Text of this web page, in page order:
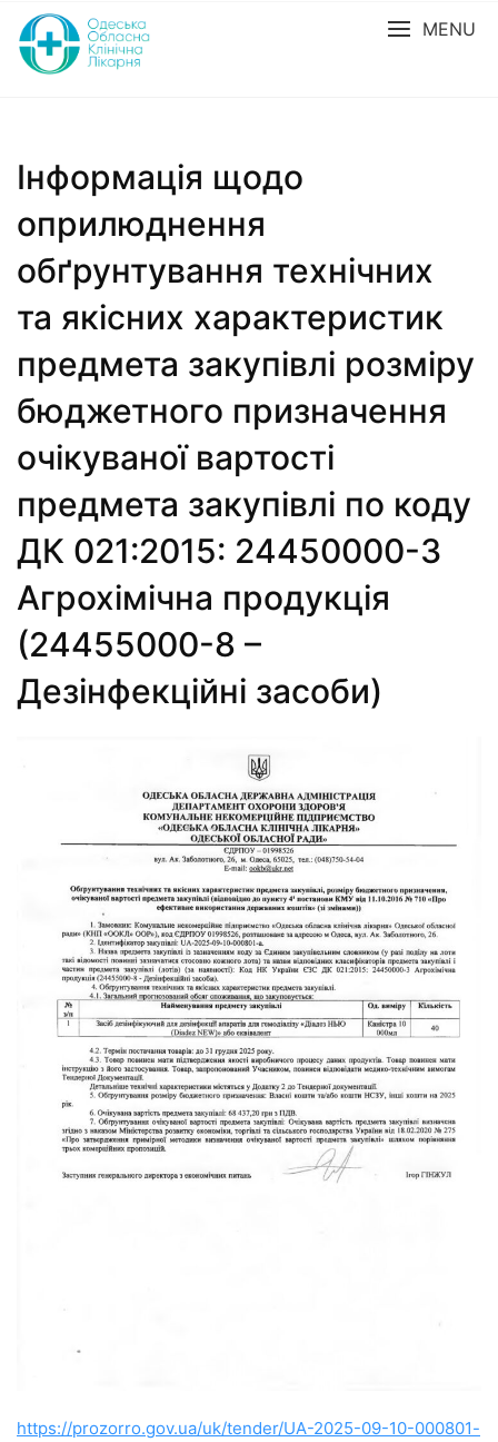
MENU
Інформація щодо
оприлюднення
обґрунтування технічних
та якісних характеристик
предмета закупівлі розміру
бюджетного призначення
очікуваної вартості
предмета закупівлі по коду
ДК 021:2015: 24450000-3
Агрохімічна продукція
(24455000-8 –
Дезінфекційні засоби)
https://prozorro.gov.ua/uk/tender/UA-2025-09-10-000801-